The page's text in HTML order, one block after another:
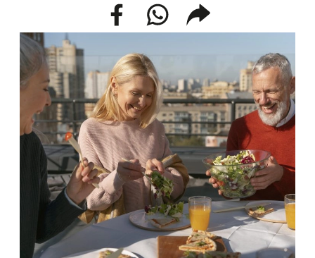
facebookwhatsappcompartir
enlace